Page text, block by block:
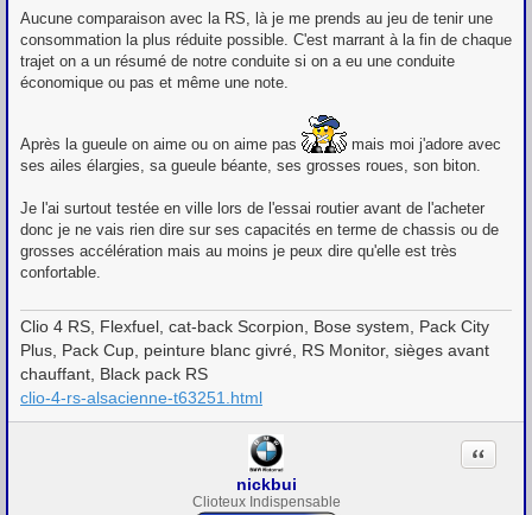
Aucune comparaison avec la RS, là je me prends au jeu de tenir une
consommation la plus réduite possible. C'est marrant à la fin de chaque
trajet on a un résumé de notre conduite si on a eu une conduite
économique ou pas et même une note.
Après la gueule on aime ou on aime pas
mais moi j'adore avec
ses ailes élargies, sa gueule béante, ses grosses roues, son biton.
Je l'ai surtout testée en ville lors de l'essai routier avant de l'acheter
donc je ne vais rien dire sur ses capacités en terme de chassis ou de
grosses accélération mais au moins je peux dire qu'elle est très
confortable.
Clio 4 RS, Flexfuel, cat-back Scorpion, Bose system, Pack City
Plus, Pack Cup, peinture blanc givré, RS Monitor, sièges avant
chauffant, Black pack RS
clio-4-rs-alsacienne-t63251.html
nickbui
Clioteux Indispensable
Citation